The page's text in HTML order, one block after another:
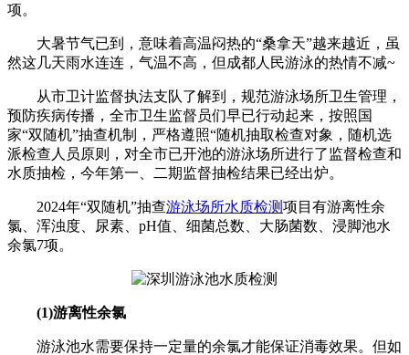
项。
大暑节气已到，意味着高温闷热的“桑拿天”越来越近，虽
然这几天雨水连连，气温不高，但成都人民游泳的热情不减~
从市卫计监督执法支队了解到，规范游泳场所卫生管理，
预防疾病传播，全市卫生监督员们早已行动起来，按照国
家“双随机”抽查机制，严格遵照“随机抽取检查对象，随机选
派检查人员原则，对全市已开池的游泳场所进行了监督检查和
水质抽检，今年第一、二期监督抽检结果已经出炉。
2024年“双随机”抽查游泳场所水质检测项目有游离性余
氯、浑浊度、尿素、pH值、细菌总数、大肠菌数、浸脚池水
余氯7项。
(1)游离性余氯
游泳池水需要保持一定量的余氯才能保证消毒效果。但如